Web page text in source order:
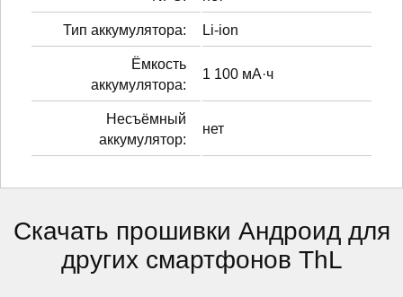
Тип аккумулятора: Li-ion
Ёмкость
аккумулятора:
1 100 мА·ч
Несъёмный
аккумулятор:
нет
Скачать прошивки Андроид для
других смартфонов ThL